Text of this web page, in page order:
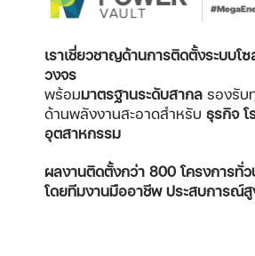
เราเชี่ยวชาญด้านการติดตั้งระบบโ
วงจร
พร้อมมาตรฐานระดับสากล รองรับ
ด้านพลังงานสะอาดสำหรับ ธุรกิจ โ
อุตสาหกรรม
ผลงานติดตั้งกว่า 800 โครงการทั่ว
โดยทีมงานมืออาชีพ ประสบการณ์